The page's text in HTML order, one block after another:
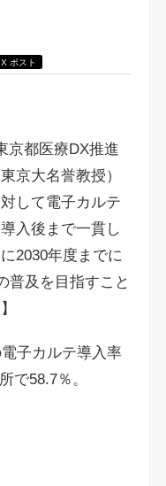
X ポスト
京都医療DX推進
京大名誉教授）
して電子カルテ
入後まで一貫し
2030年度までに
普及を目指すこと
子カルテ導入率
で58.7％。